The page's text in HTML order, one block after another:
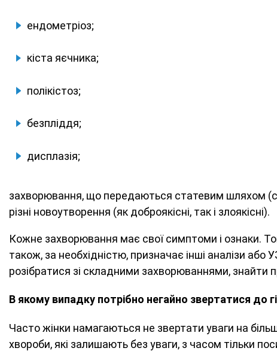
ендометріоз;
кіста яєчника;
полікістоз;
безпліддя;
дисплазія;
захворювання, що передаються статевим шляхом
різні новоутворення (як доброякісні, так і злоякісні).
Кожне захворювання має свої симптоми і ознаки.
також, за необхідністю, призначає інші аналізи
розібратися зі складними захворюваннями, знайти
В якому випадку потрібно негайно звертатися до
Часто жінки намагаються не звертати уваги на
хвороби, які залишають без уваги, з часом тільки